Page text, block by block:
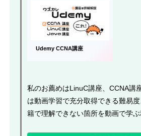
Udemy CCNA講座
私のお薦めはLinuC講座、CCNA講
は動画学習で充分取得できる難易
籍で理解できない箇所を動画で学ぶ